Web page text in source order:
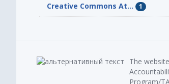
Creative Commons At... 1
The
Program/